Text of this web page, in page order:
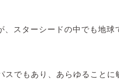
スターシードの中でも地球
でもあり、 あらゆることに